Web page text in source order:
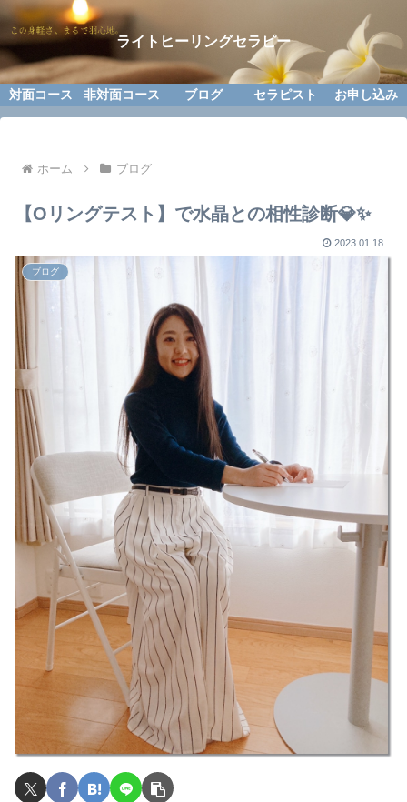
ライトヒーリングセラピー
対面コース 非対面コース ブログ セラピスト お申し込み
ホーム ブログ
【Oリングテスト】で水晶との相性診断💎✨
2023.01.18
ブログ